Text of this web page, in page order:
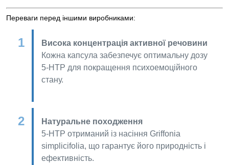
Переваги перед іншими виробниками:
Висока концентрація активної речовини
Кожна капсула забезпечує оптимальну дозу
5-HTP для покращення психоемоційного
стану.
Натуральне походження
5-HTP отриманий із насіння Griffonia
simplicifolia, що гарантує його природність і
ефективність.